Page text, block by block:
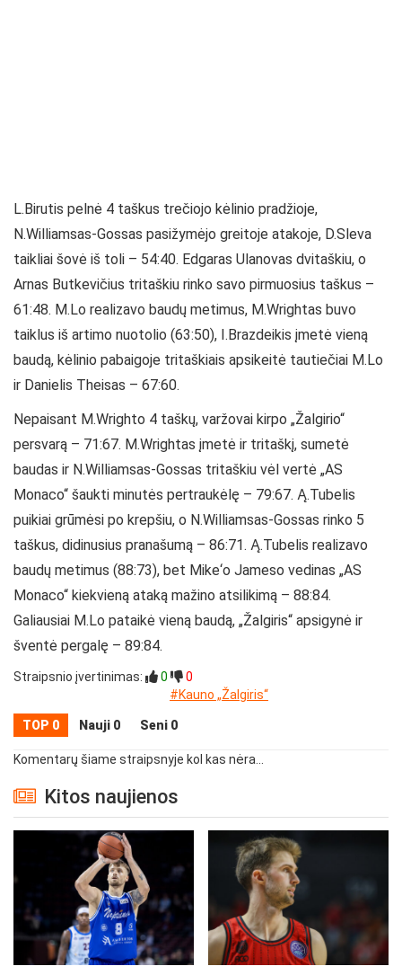
L.Birutis pelnė 4 taškus trečiojo kėlinio pradžioje,
N.Williamsas-Gossas pasižymėjo greitoje atakoje, D.Sleva
taikliai šovė iš toli – 54:40. Edgaras Ulanovas dvitaškiu, o
Arnas Butkevičius tritaškiu rinko savo pirmuosius taškus –
61:48. M.Lo realizavo baudų metimus, M.Wrightas buvo
taiklus iš artimo nuotolio (63:50), I.Brazdeikis įmetė vieną
baudą, kėlinio pabaigoje tritaškiais apsikeitė tautiečiai M.Lo
ir Danielis Theisas – 67:60.
Nepaisant M.Wrighto 4 taškų, varžovai kirpo „Žalgirio“
persvarą – 71:67. M.Wrightas įmetė ir tritaškį, sumetė
baudas ir N.Williamsas-Gossas tritaškiu vėl vertė „AS
Monaco“ šaukti minutės pertraukėlę – 79:67. Ą.Tubelis
puikiai grūmėsi po krepšiu, o N.Williamsas-Gossas rinko 5
taškus, didinusius pranašumą – 86:71. Ą.Tubelis realizavo
baudų metimus (88:73), bet Mike‘o Jameso vedinas „AS
Monaco“ kiekvieną ataką mažino atsilikimą – 88:84.
Galiausiai M.Lo pataikė vieną baudą, „Žalgiris“ apsigynė ir
šventė pergalę – 89:84.
Straipsnio įvertinimas: 0
0
#Kauno „Žalgiris“
TOP 0 Nauji 0 Seni 0
Komentarų šiame straipsnyje kol kas nėra...
Kitos naujienos